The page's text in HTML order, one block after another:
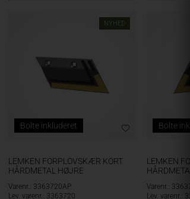
NYHED
Bolte inkluderet
LEMKEN FORPLOVSKÆR KORT
HÅRDMETAL HØJRE
Varenr.: 3363720AP
Lev. varenr.: 3363720
Bolte
LEMKEN
Varenr.:
Lev. varenr.: